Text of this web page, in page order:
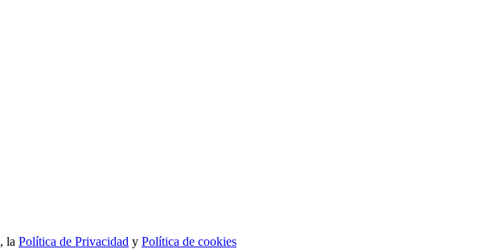
, la Política de Privacidad y Política de cookies